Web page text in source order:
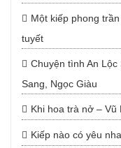
Một kiếp phong
tuyết
Chuyện tình An
Sang, Ngọc Giàu
Khi hoa trà nở – Vũ
Kiếp nào có yêu